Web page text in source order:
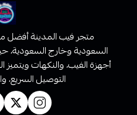
متجر فيب المدينة أفضل
السعودية وخارج
أجهزة الفيب، والنكهات
التوصيل السريع،